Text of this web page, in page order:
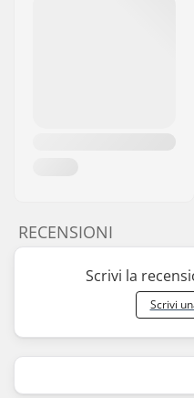
RECENSIONI
Scrivi la
Scrivi